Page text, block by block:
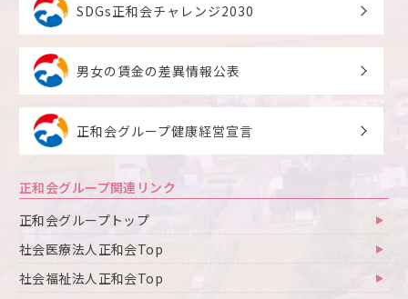
SDGs正和会チャレンジ2030
男女の賃金の差異情報公表
正和会グループ健康経営宣言
正和会グループ関連リンク
正和会グループトップ
社会医療法人正和会Top
社会福祉法人正和会Top